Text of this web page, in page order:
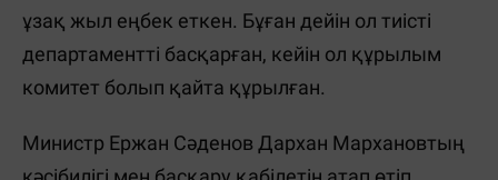
ұзақ жыл еңбек еткен. Бұған дейін ол тиісті
департаментті басқарған, кейін ол құрылым
комитет болып қайта құрылған.
Министр Ержан Сәденов Дархан Мархановтың